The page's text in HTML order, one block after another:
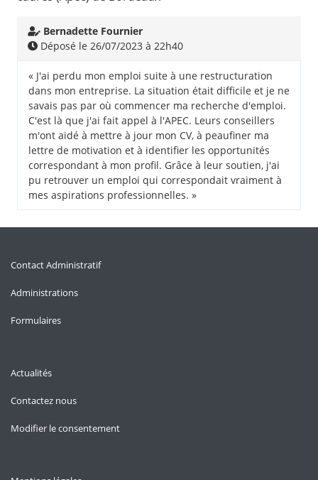
Bernadette Fournier
Déposé le 26/07/2023 à 22h40
« J'ai perdu mon emploi suite à une restructuration
dans mon entreprise. La situation était difficile et je ne
savais pas par où commencer ma recherche d'emploi.
C'est là que j'ai fait appel à l'APEC. Leurs conseillers
m'ont aidé à mettre à jour mon CV, à peaufiner ma
lettre de motivation et à identifier les opportunités
correspondant à mon profil. Grâce à leur soutien, j'ai
pu retrouver un emploi qui correspondait vraiment à
mes aspirations professionnelles. »
Contact Administratif
Administrations
Formulaires
Actualités
Contactez nous
Modifier le consentement